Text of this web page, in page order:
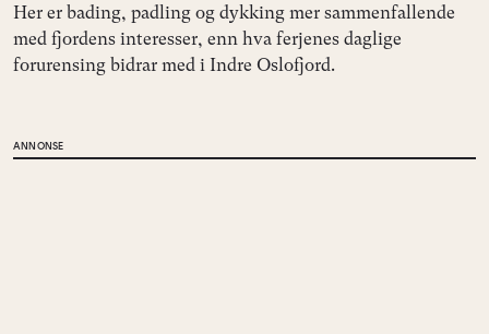
Her er bading, padling og dykking mer sammenfallende
med fjordens interesser, enn hva ferjenes daglige
forurensing bidrar med i Indre Oslofjord.
ANNONSE